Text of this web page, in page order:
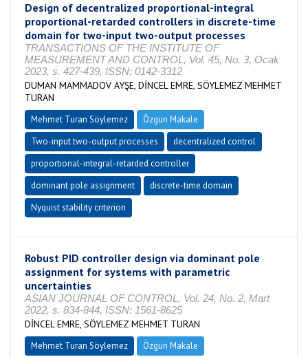
Design of decentralized proportional-integral
proportional-retarded controllers in discrete-time
domain for two-input two-output processes
TRANSACTIONS OF THE INSTITUTE OF
MEASUREMENT AND CONTROL, Vol. 45, No. 3, Ocak
2023, s. 427-439, ISSN: 0142-3312
DUMAN MAMMADOV AYŞE, DİNCEL EMRE, SÖYLEMEZ MEHMET
TURAN
Mehmet Turan Söylemez
Özgün Makale
Two-input two-output processes
decentralized control
proportional-integral-retarded controller
dominant pole assignment
discrete-time domain
Nyquist stability criterion
Robust PID controller design via dominant pole
assignment for systems with parametric
uncertainties
ASIAN JOURNAL OF CONTROL, Vol. 24, No. 2, Mart
2022, s. 834-844, ISSN: 1561-8625
DİNCEL EMRE, SÖYLEMEZ MEHMET TURAN
Mehmet Turan Söylemez
Özgün Makale